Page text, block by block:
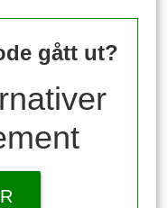
gått ut?